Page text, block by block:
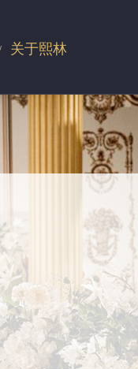
关于熙林